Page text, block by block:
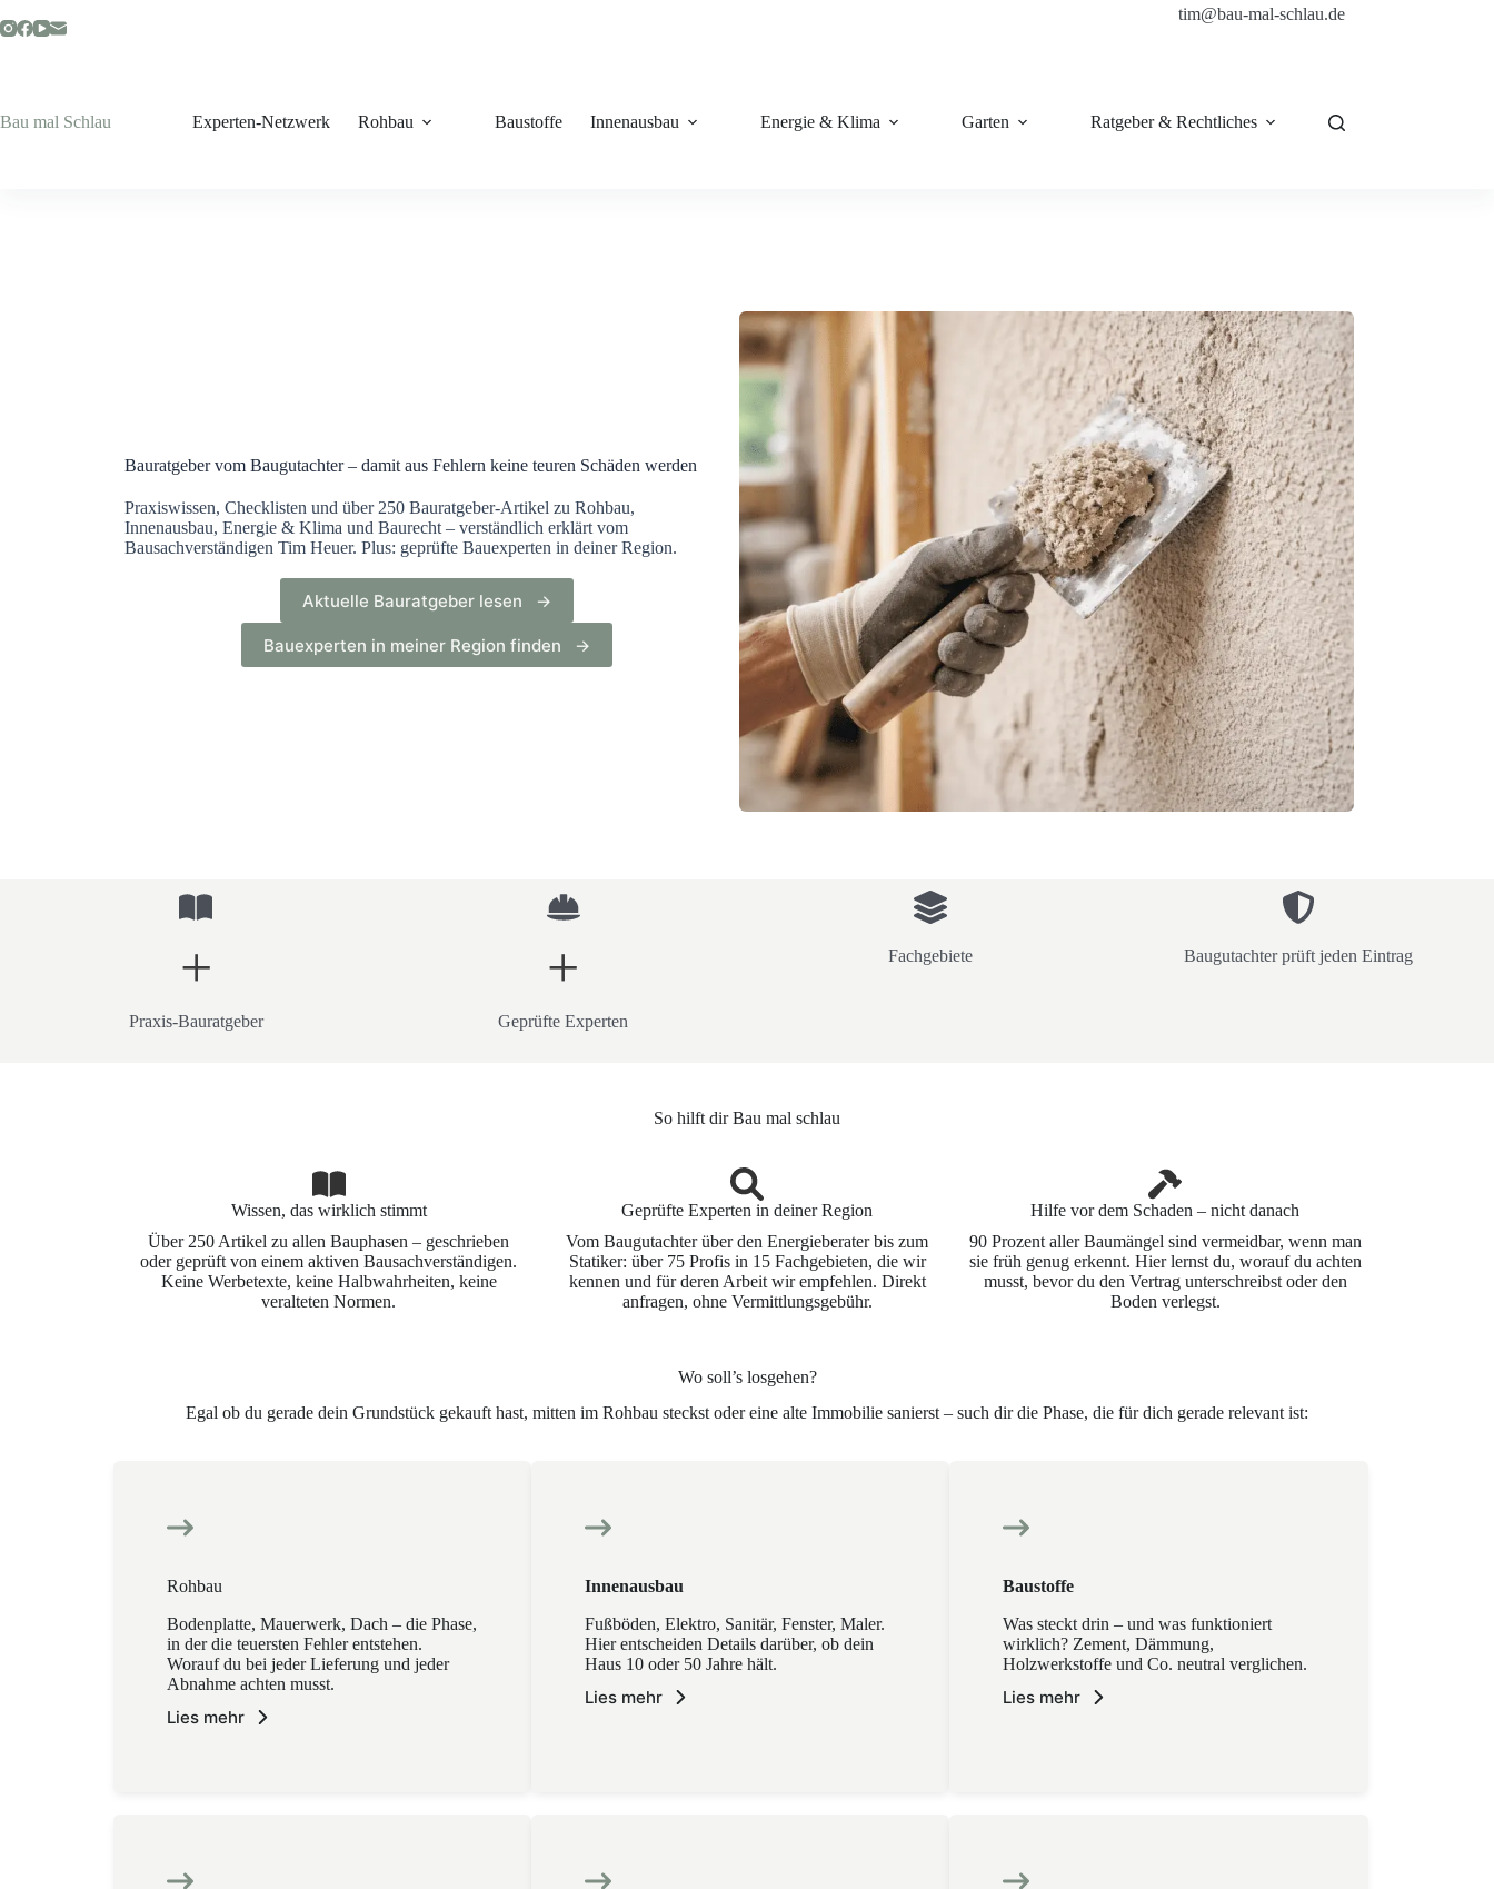
Inhalt
tim@bau-mal-schlau.de
Bau mal Schlau Experten-Netzwerk Rohbau Baustoffe Innenausbau Energie & Klima Garten Ratgeber & Rechtliches Shop
Bauratgeber vom Baugutachter – damit aus Fehlern keine teuren Schäden werden
Praxiswissen, Checklisten und über 250 Bauratgeber-Artikel zu Rohbau,
Innenausbau, Energie & Klima und Baurecht – verständlich erklärt vom
Bausachverständigen Tim Heuer. Plus: geprüfte Bauexperten in deiner Region.
Aktuelle Bauratgeber lesen →
Bauexperten in meiner Region finden →
+
Praxis-Bauratgeber
+
Geprüfte Experten
Fachgebiete Baugutachter prüft jeden Eintrag
So hilft dir Bau mal schlau
Wissen, das wirklich stimmt
Über 250 Artikel zu allen Bauphasen – geschrieben
oder geprüft von einem aktiven Bausachverständigen.
Keine Werbetexte, keine Halbwahrheiten, keine
veralteten Normen.
Geprüfte Experten in deiner Region
Vom Baugutachter über den Energieberater bis zum
Statiker: über 75 Profis in 15 Fachgebieten, die wir
kennen und für deren Arbeit wir empfehlen. Direkt
anfragen, ohne Vermittlungsgebühr.
Hilfe vor dem Schaden – nicht danach
90 Prozent aller Baumängel sind vermeidbar, wenn man
sie früh genug erkennt. Hier lernst du, worauf du achten
musst, bevor du den Vertrag unterschreibst oder den
Boden verlegst.
Wo soll’s losgehen?
Egal ob du gerade dein Grundstück gekauft hast, mitten im Rohbau steckst oder eine alte Immobilie sanierst – such dir die Phase, die für dich gerade relevant ist:
Rohbau
Bodenplatte, Mauerwerk, Dach – die Phase,
in der die teuersten Fehler entstehen.
Worauf du bei jeder Lieferung und jeder
Abnahme achten musst.
Lies mehr
Innenausbau
Fußböden, Elektro, Sanitär, Fenster, Maler.
Hier entscheiden Details darüber, ob dein
Haus 10 oder 50 Jahre hält.
Lies mehr
Baustoffe
Was steckt drin – und was funktioniert
wirklich? Zement, Dämmung,
Holzwerkstoffe und Co. neutral verglichen.
Lies mehr